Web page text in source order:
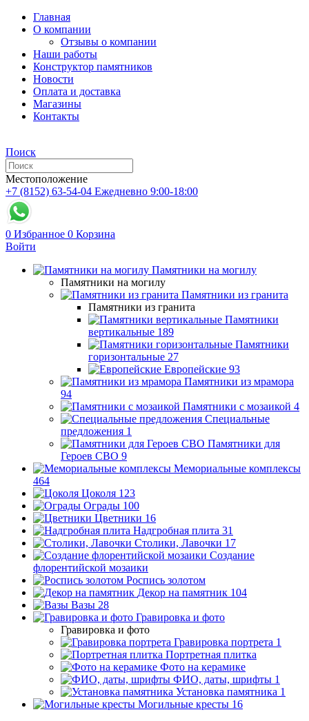
Главная
О компании
Отзывы о компании
Наши работы
Конструктор памятников
Новости
Оплата и доставка
Магазины
Контакты
Поиск
Местоположение
+7 (8152) 63-54-04 Ежедневно 9:00-18:00
0 Избранное 0 Корзина
Войти
Памятники на могилу
Памятники на могилу
Памятники из гранита
Памятники из гранита
Памятники
вертикальные 189
Памятники
горизонтальные 27
Европейские 93
Памятники из мрамора
94
Памятники с мозаикой 4
Специальные
предложения 1
Памятники для
Героев СВО 9
Мемориальные комплексы
464
Цоколя 123
Ограды 100
Цветники 16
Надгробная плита 31
Столики, Лавочки 17
Создание
флорентийской мозаики
Роспись золотом
Декор на памятник 104
Вазы 28
Гравировка и фото
Гравировка и фото
Гравировка портрета 1
Портретная плитка
Фото на керамике
ФИО, даты, шрифты 1
Установка памятника 1
Могильные кресты 16